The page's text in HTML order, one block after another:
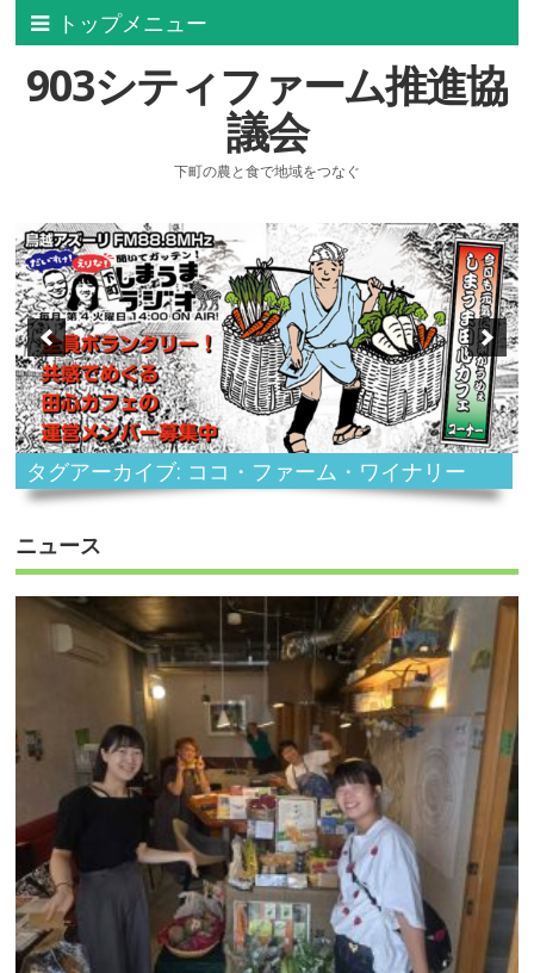
トップメニュー
903シティファーム推進協
議会
下町の農と食で地域をつなぐ
タグアーカイブ: ココ・ファーム・ワイナリー
ニュース